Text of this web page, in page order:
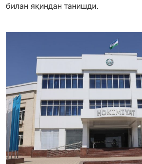
билан яқиндан танишди.